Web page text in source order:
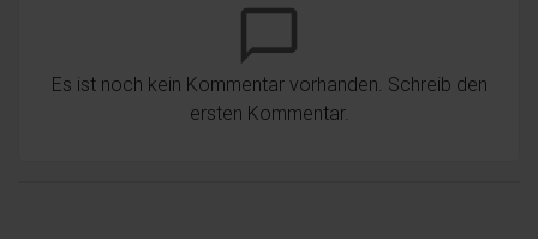
chat_bubble_outline
Es ist noch kein Kommentar vorhanden. Schreib den
ersten Kommentar.